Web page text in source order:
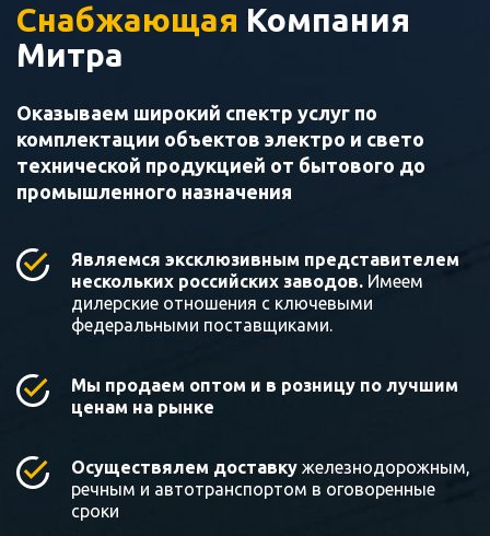
Снабжающая Компания
Митра
Оказываем широкий спектр услуг по
комплектации объектов электро и свето
технической продукцией от бытового до
промышленного назначения
Являемся эксклюзивным представителем
нескольких российских заводов. Имеем
дилерские отношения с ключевыми
федеральными поставщиками.
Мы продаем оптом и в розницу по лучшим
ценам на рынке
Осуществялем доставку железнодорожным,
речным и автотранспортом в оговоренные
сроки